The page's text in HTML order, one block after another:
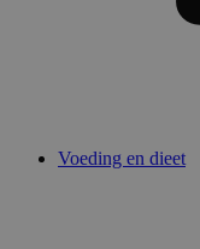
Voeding en dieet